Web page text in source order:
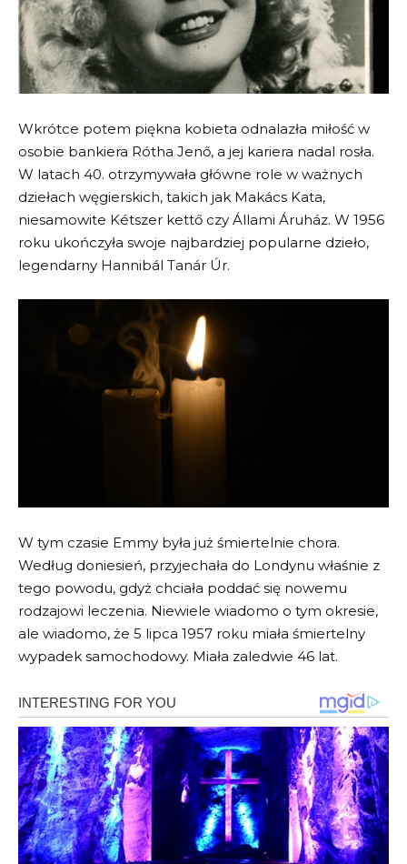
Wkrótce potem piękna kobieta odnalazła miłość w
osobie bankiera Rótha Jenő, a jej kariera nadal rosła.
W latach 40. otrzymywała główne role w ważnych
dziełach węgierskich, takich jak Makács Kata,
niesamowite Kétszer kettő czy Állami Áruház. W 1956
roku ukończyła swoje najbardziej popularne dzieło,
legendarny Hannibál Tanár Úr.
W tym czasie Emmy była już śmiertelnie chora.
Według doniesień, przyjechała do Londynu właśnie z
tego powodu, gdyż chciała poddać się nowemu
rodzajowi leczenia. Niewiele wiadomo o tym okresie,
ale wiadomo, że 5 lipca 1957 roku miała śmiertelny
wypadek samochodowy. Miała zaledwie 46 lat.